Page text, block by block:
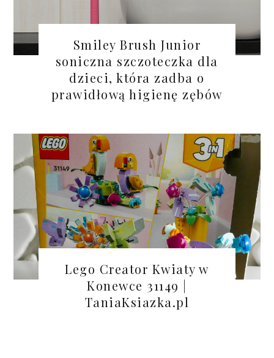
Smiley Brush Junior
soniczna szczoteczka dla
dzieci, która zadba o
prawidłową higienę zębów
Lego Creator Kwiaty w
Konewce 31149 |
TaniaKsiazka.pl